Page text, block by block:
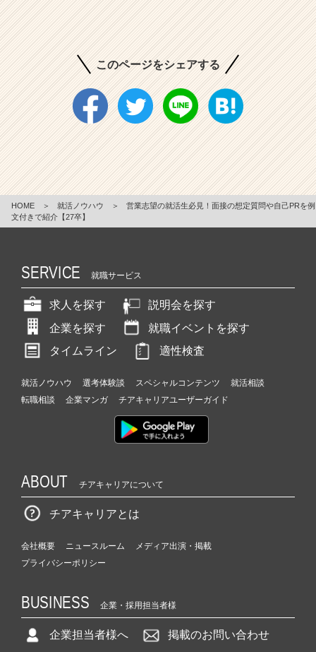
このページをシェアする
HOME ＞ 就活ノウハウ ＞
営業志望の就活生必見！面接の想定質問や自己PRを例
文付きで紹介【27卒】
SERVICE 就職サービス
求人を探す
説明会を探す
企業を探す
就職イベントを探す
タイムライン
適性検査
就活ノウハウ 選考体験談 スペシャルコンテンツ
就活相談
転職相談
企業マンガ チアキャリアユーザーガイド
ABOUT チアキャリアについて
チアキャリアとは
会社概要 ニュースルーム
メディア出演・掲載
プライバシーポリシー
BUSINESS 企業・採用担当者様
企業担当者様へ 掲載のお問い合わせ